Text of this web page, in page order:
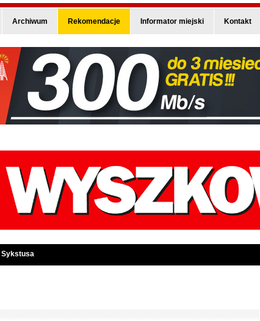
Archiwum Rekomendacje Informator miejski Kontakt
Sykstusa